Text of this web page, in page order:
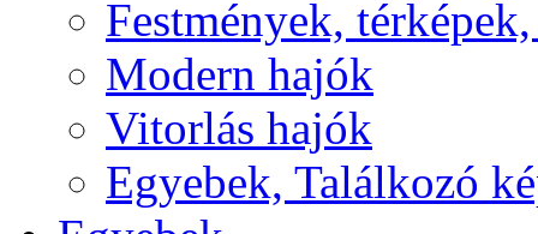
Festmények,
Modern hajók
Vitorlás hajók
Egyebek, Találkozó